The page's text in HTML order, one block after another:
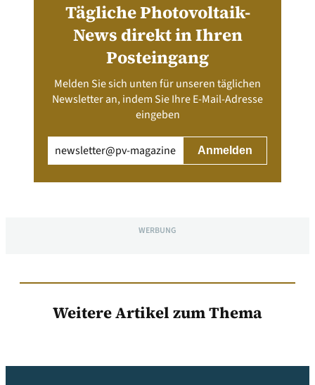
Tägliche Photovoltaik-
News direkt in Ihren
Posteingang
Melden Sie sich unten für unseren täglichen
Newsletter an, indem Sie Ihre E-Mail-Adresse
eingeben
(erforderlich)
WERBUNG
Weitere Artikel zum Thema